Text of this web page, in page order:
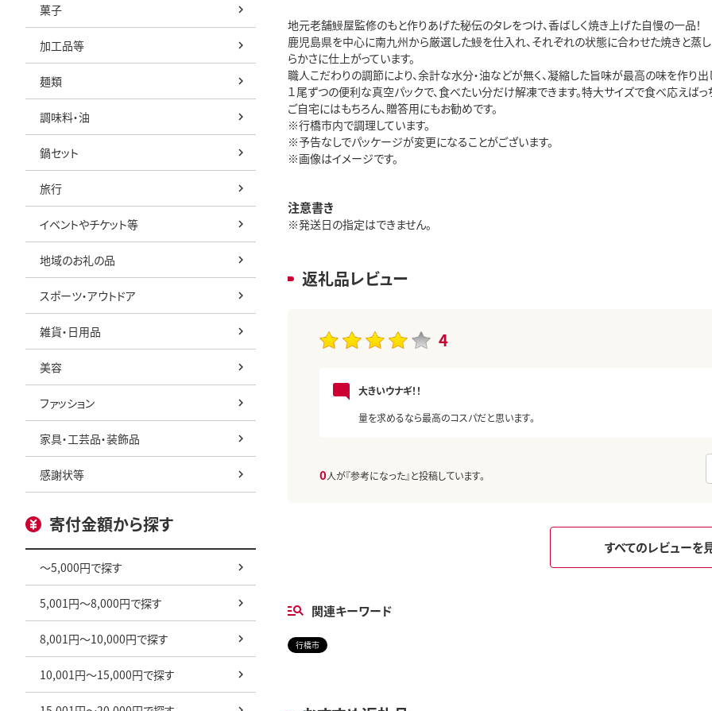
菓子
加工品等
麺類
調味料・油
鍋セット
旅行
イベントやチケット等
地域のお礼の品
スポーツ・アウトドア
雑貨・日用品
美容
ファッション
家具・工芸品・装飾品
感謝状等
寄付金額から探す
～5,000円で探す
5,001円～8,000円で探す
8,001円～10,000円で探す
10,001円～15,000円で探す
地元老舗鰻屋監修のもと作りあげた秘伝のタレをつけ、香ばしく焼き上げた自慢の一品！
鹿児島県を中心に南九州から厳選した鰻を仕入れ、それぞれの状態に合わせた焼きと蒸し
らかさに仕上がっています。
職人こだわりの調節により、余計な水分・油などが無く、凝縮した旨味が最高の味を作り出
１尾ずつの便利な真空パックで、食べたい分だけ解凍できます。特大サイズで食べ応えば
ご自宅にはもちろん、贈答用にもお勧めです。
※行橋市内で調理しています。
※予告なしでパッケージが変更になることがございます。
※画像はイメージです。
注意書き
※発送日の指定はできません。
返礼品レビュー
4
大きいウナギ！！
量を求めるなら最高のコスパだと思います。
0人が『参考になった』と投稿しています。
すべてのレビューを
関連キーワード
行橋市